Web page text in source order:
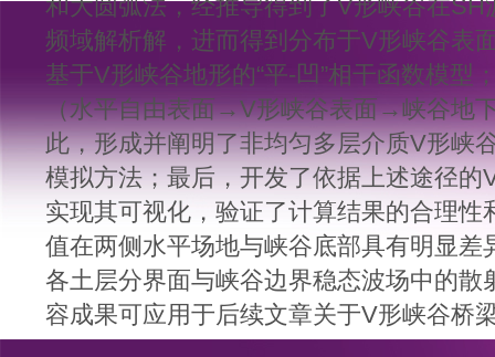
和大圆弧法，经推导得到了V形峡谷在
频域解析解，进而得到分布于V形峡谷表
基于V形峡谷地形的“平-凹”相干函数模型
（水平自由表面→V形峡谷表面→峡谷地
此，形成并阐明了非均匀多层介质V形峡
模拟方法；最后，开发了依据上述途径
实现其可视化，验证了计算结果的合理
值在两侧水平场地与峡谷底部具有明显
各土层分界面与峡谷边界稳态波场中的
容成果可应用于后续文章关于V形峡谷桥